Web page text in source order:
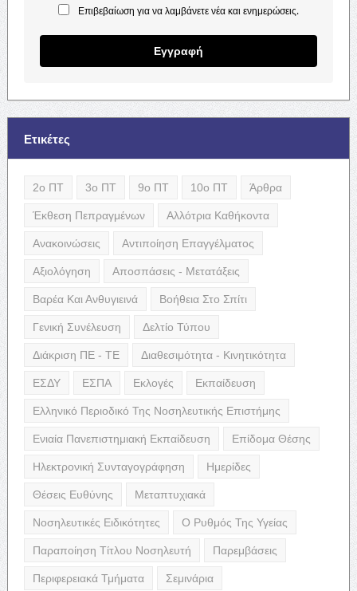
Επιβεβαίωση για να λαμβάνετε νέα και ενημερώσεις.
Εγγραφή
Ετικέτες
2ο ΠΤ 3ο ΠΤ 9ο ΠΤ 10ο ΠΤ Άρθρα
Έκθεση Πεπραγμένων Αλλότρια Καθήκοντα
Ανακοινώσεις Αντιποίηση Επαγγέλματος
Αξιολόγηση Αποσπάσεις - Μετατάξεις
Βαρέα Και Ανθυγιεινά Βοήθεια Στο Σπίτι
Γενική Συνέλευση Δελτίο Τύπου
Διάκριση ΠΕ - ΤΕ Διαθεσιμότητα - Κινητικότητα
ΕΣΔΥ ΕΣΠΑ Εκλογές Εκπαίδευση
Ελληνικό Περιοδικό Της Νοσηλευτικής Επιστήμης
Ενιαία Πανεπιστημιακή Εκπαίδευση Επίδομα Θέσης
Ηλεκτρονική Συνταγογράφηση Ημερίδες
Θέσεις Ευθύνης Μεταπτυχιακά
Νοσηλευτικές Ειδικότητες Ο Ρυθμός Της Υγείας
Παραποίηση Τίτλου Νοσηλευτή Παρεμβάσεις
Περιφερειακά Τμήματα Σεμινάρια